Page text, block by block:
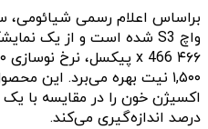
براساس اعلام رسمی
۱,۵۰۰ نیت بهره می‌برد.
درصد اندازه‌گیری می‌کند.